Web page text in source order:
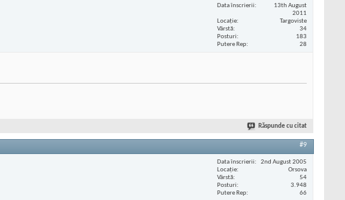
Data înscrierii
13th August
2011
Locaţie
Targoviste
Vârstă
34
Posturi
183
Putere Rep
28
Răspunde cu citat
#9
Data înscrierii
2nd August 2005
Locaţie
Orsova
Vârstă
54
Posturi
3.948
Putere Rep
66